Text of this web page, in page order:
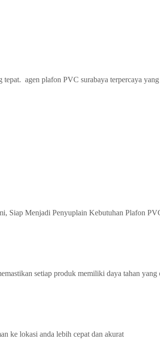
agen plafon PVC surabaya terpercaya
Siap Menjadi Penyuplain Kebutuhan Plafon
setiap produk memiliki daya tahan yang
ke lokasi anda lebih cepat dan akurat